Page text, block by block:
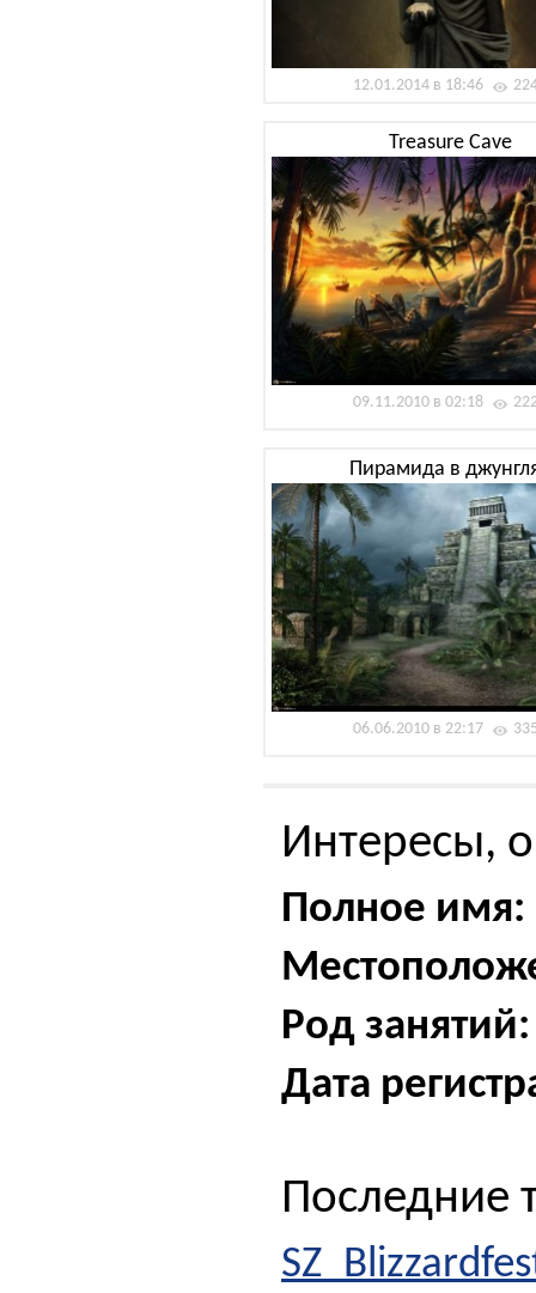
12.01.2014 в 18:46
Treasure Cave
09.11.2010 в 02:18
Пирамида в
06.06.2010 в 22:17
Интересы,
Полное имя:
Род занятий:
Дата
Последние